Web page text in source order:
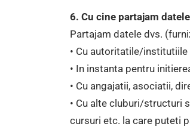
6. Cu cine partajam
Partajam datele dvs.
• Cu autoritatile/
• In instanta pentru
• Cu angajatii, asociatii,
• Cu alte cluburi/structuri
cursuri etc. la care puteti